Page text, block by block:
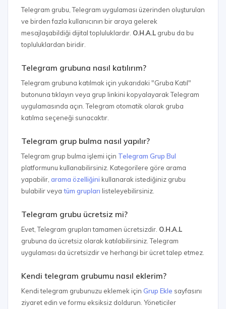
Telegram grubu, Telegram uygulaması üzerinden oluşturulan
ve birden fazla kullanıcının bir araya gelerek
mesajlaşabildiği dijital topluluklardır. O.H.A.L grubu da bu
topluluklardan biridir.
Telegram grubuna nasıl katılırım?
Telegram grubuna katılmak için yukarıdaki "Gruba Katıl"
butonuna tıklayın veya grup linkini kopyalayarak Telegram
uygulamasında açın. Telegram otomatik olarak gruba
katılma seçeneği sunacaktır.
Telegram grup bulma nasıl yapılır?
Telegram grup bulma işlemi için Telegram Grup Bul
platformunu kullanabilirsiniz. Kategorilere göre arama
yapabilir, arama özelliğini kullanarak istediğiniz grubu
bulabilir veya tüm grupları listeleyebilirsiniz.
Telegram grubu ücretsiz mi?
Evet, Telegram grupları tamamen ücretsizdir. O.H.A.L
grubuna da ücretsiz olarak katılabilirsiniz. Telegram
uygulaması da ücretsizdir ve herhangi bir ücret talep etmez.
Kendi telegram grubumu nasıl eklerim?
Kendi telegram grubunuzu eklemek için Grup Ekle sayfasını
ziyaret edin ve formu eksiksiz doldurun. Yöneticiler